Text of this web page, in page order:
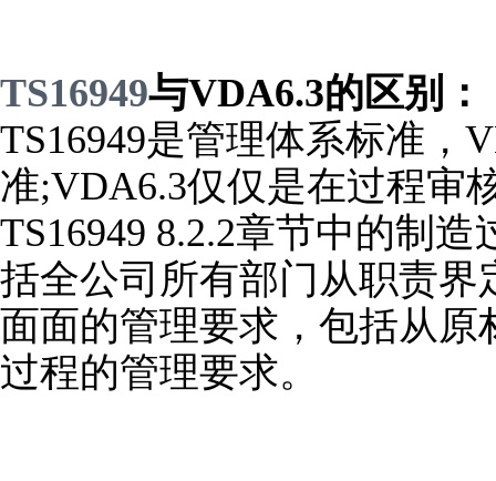
TS16949与VDA6.3的区别：
TS16949是管理体系标准，
准;VDA6.3仅仅是在过程审
TS16949 8.2.2章节中的制
括全公司所有部门从职责
面面的管理要求，包括从
过程的管理要求。